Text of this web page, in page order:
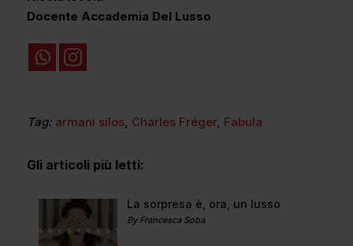
Docente Accademia Del Lusso
Tag: armani silos, Charles Fréger, Fabula
Gli articoli più letti:
La sorpresa è, ora, un lusso
By Francesca Soba